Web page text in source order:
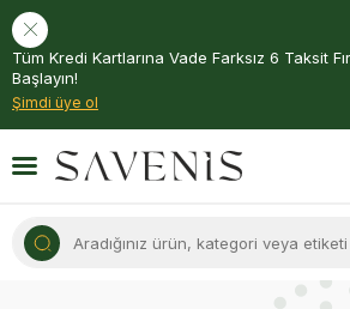
Tüm Kredi Kartlarına Vade Farksız 6 Taksit
Başlayın!
Şimdi üye ol